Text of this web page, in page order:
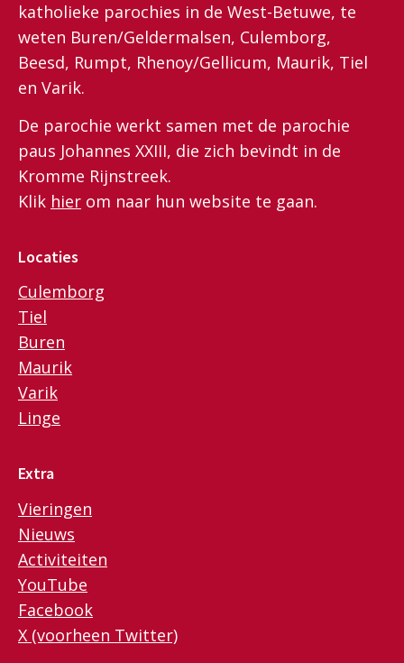
katholieke parochies in de West-Betuwe, te
weten Buren/Geldermalsen, Culemborg,
Beesd, Rumpt, Rhenoy/Gellicum, Maurik, Tiel
en Varik.
De parochie werkt samen met de parochie
paus Johannes XXIII, die zich bevindt in de
Kromme Rijnstreek.
Klik hier om naar hun website te gaan.
Locaties
Culemborg
Tiel
Buren
Maurik
Varik
Linge
Extra
Vieringen
Nieuws
Activiteiten
YouTube
Facebook
X (voorheen Twitter)